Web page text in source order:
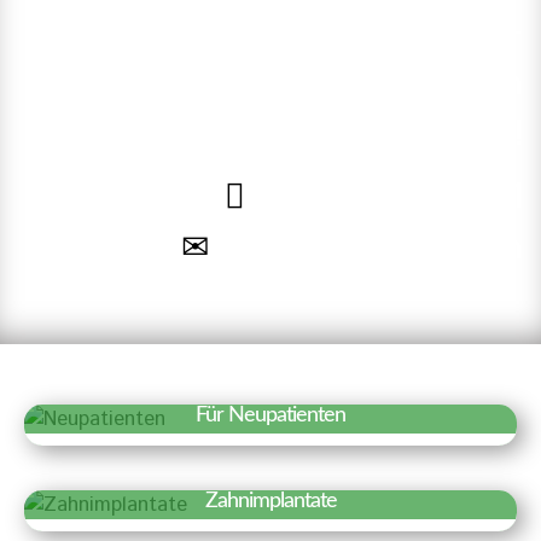
Für Neupatienten
Wir freuen uns über Ihr Interesse an
unserer Praxis. Auf einen Blick haben wir
Erfahren Sie mehr »
Zahnimplantate